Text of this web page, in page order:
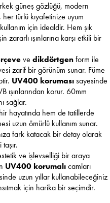
güneş gözlüğü, modern
türlü kıyafetinize uyum
için idealdir. Hem şık
ışınlarına karşı etkili bir
vedikdörtgenform ile
zarif bir görünüm sunar. Füme
UV400 korumasısayesinde
ışınlarından korur. 60mm
sağlar.
hayatında hem de tatillerde
uzun ömürlü kullanım sunar.
fark katacak bir detay olarak
ve işlevselliği bir araya
UV400 korumalıcamları
uzun yıllar kullanabileceğiniz
için harika bir seçimdir.